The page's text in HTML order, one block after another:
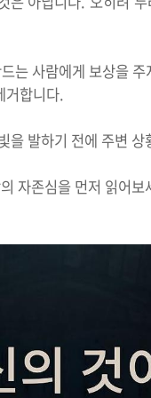
는 사람에게 보상을
거합니다.
발하기 전에 주변
자존심을 먼저 읽어보